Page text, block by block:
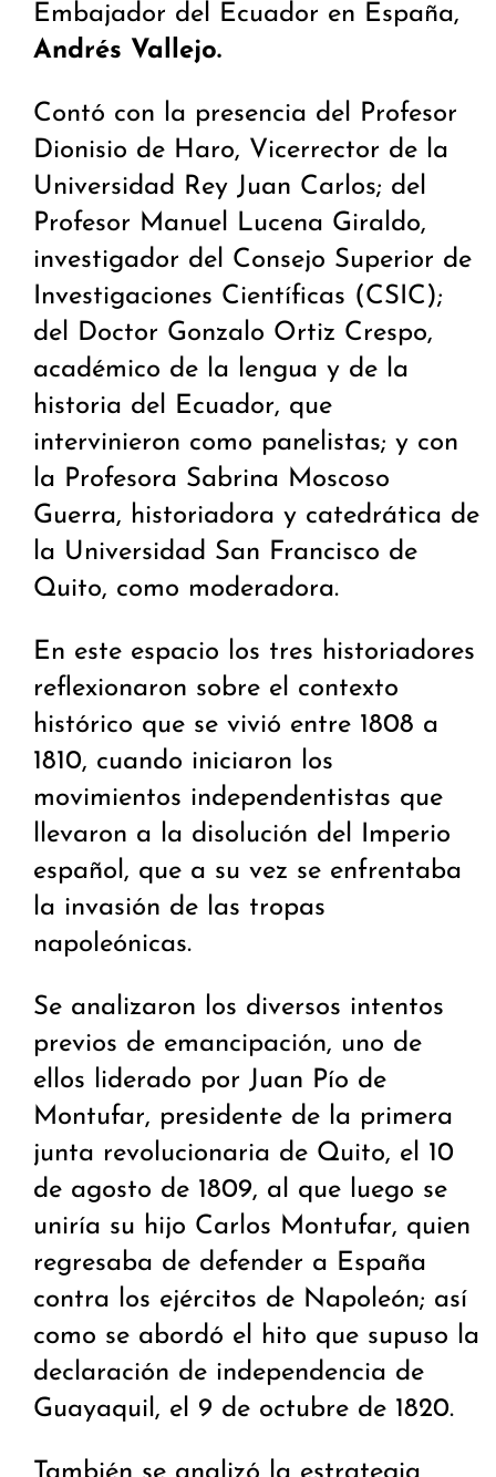
Embajador del Ecuador en España,
Andrés Vallejo.
Contó con la presencia del Profesor
Dionisio de Haro, Vicerrector de la
Universidad Rey Juan Carlos; del
Profesor Manuel Lucena Giraldo,
investigador del Consejo Superior de
Investigaciones Científicas (CSIC);
del Doctor Gonzalo Ortiz Crespo,
académico de la lengua y de la
historia del Ecuador, que
intervinieron como panelistas; y con
la Profesora Sabrina Moscoso
Guerra, historiadora y catedrática de
la Universidad San Francisco de
Quito, como moderadora.
En este espacio los tres historiadores
reflexionaron sobre el contexto
histórico que se vivió entre 1808 a
1810, cuando iniciaron los
movimientos independentistas que
llevaron a la disolución del Imperio
español, que a su vez se enfrentaba
la invasión de las tropas
napoleónicas.
Se analizaron los diversos intentos
previos de emancipación, uno de
ellos liderado por Juan Pío de
Montufar, presidente de la primera
junta revolucionaria de Quito, el 10
de agosto de 1809, al que luego se
uniría su hijo Carlos Montufar, quien
regresaba de defender a España
contra los ejércitos de Napoleón; así
como se abordó el hito que supuso la
declaración de independencia de
Guayaquil, el 9 de octubre de 1820.